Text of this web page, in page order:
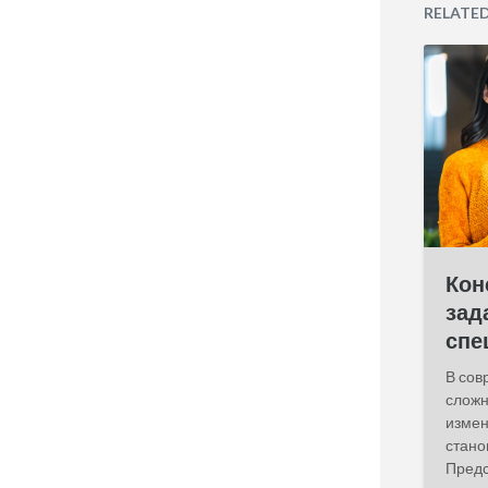
t
a
В